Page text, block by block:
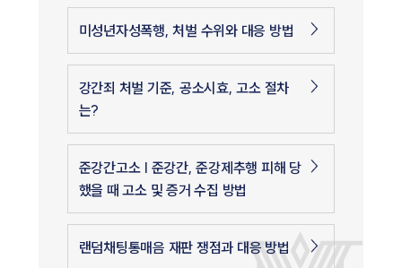
미성년자성폭행, 처벌 수위와 대응 방법
강간죄 처벌 기준, 공소시효, 고소 절차
는?
준강간고소 | 준강간, 준강제추행 피해 당
했을 때 고소 및 증거 수집 방법
랜덤채팅통매음 재판 쟁점과 대응 방법